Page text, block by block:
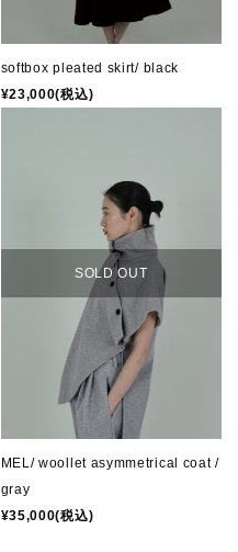
softbox pleated skirt/ black
¥23,000(税込)
SOLD OUT
MEL/ woollet asymmetrical coat /
gray
¥35,000(税込)